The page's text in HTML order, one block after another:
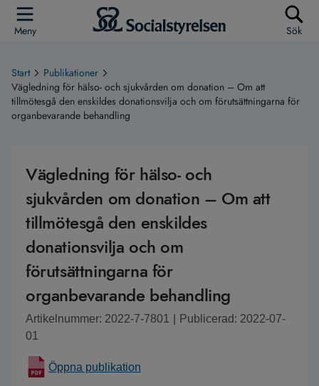
Meny Sök
Start
Publikationer
Vägledning för hälso- och sjukvården om donation – Om att
tillmötesgå den enskildes donationsvilja och om förutsättningarna för
organbevarande behandling
Vägledning för hälso- och
sjukvården om donation – Om att
tillmötesgå den enskildes
donationsvilja och om
förutsättningarna för
organbevarande behandling
Artikelnummer: 2022-7-7801
Publicerad: 2022-07-
01
Öppna publikation